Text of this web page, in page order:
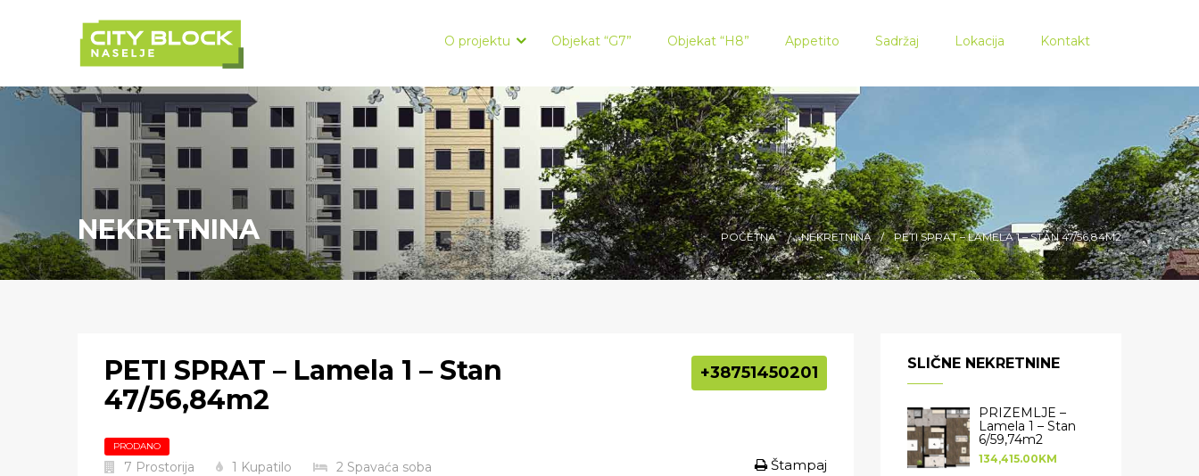
O projektu Objekat “G7” Objekat “H8” Appetito Sadržaj Lokacija Kontakt
NEKRETNINA POČETNA NEKRETNINA PETI SPRAT – LAMELA 1 – STAN 47/56,84M2
PETI SPRAT – Lamela 1 – Stan
47/56,84m2
PRODANO
+38751450201
7 Prostorija 1 Kupatilo 2 Spavaća soba Štampaj
SLIČNE NEKRETNINE
PRIZEMLJE –
Lamela 1 – Stan
6/59,74m2
134,415.00KM